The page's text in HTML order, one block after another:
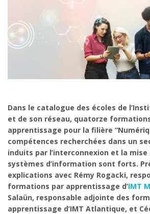
Dans le catalogue des écoles de
et de son réseau, quatorze
apprentissage pour la filière
compétences recherchées dans un
induits par l’interconnexion et la
systèmes d’information sont forts.
explications avec Rémy Rogacki,
formations par apprentissage d’IMT
Salaün, responsable adjointe des
apprentissage d’IMT Atlantique, et